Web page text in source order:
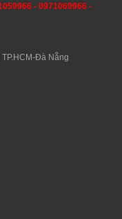
- 0971069966 -
Đà Nẵng